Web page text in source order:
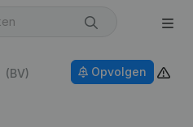
(BV)
Opvolgen